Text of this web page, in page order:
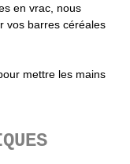
en vrac, nous
vos barres céréales
mettre les mains